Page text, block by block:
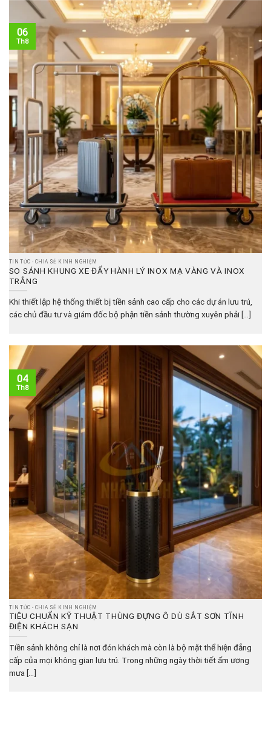
TIN TỨC - CHIA SẺ KINH NGHIỆM
SO SÁNH KHUNG XE ĐẨY HÀNH LÝ INOX MẠ VÀNG VÀ INOX
TRẮNG
Khi thiết lập hệ thống thiết bị tiền sảnh cao cấp cho các dự án lưu trú,
các chủ đầu tư và giám đốc bộ phận tiền sảnh thường xuyên phải [...]
06
Th8
TIN TỨC - CHIA SẺ KINH NGHIỆM
TIÊU CHUẨN KỸ THUẬT THÙNG ĐỰNG Ô DÙ SẮT SƠN TĨNH
ĐIỆN KHÁCH SẠN
Tiền sảnh không chỉ là nơi đón khách mà còn là bộ mặt thể hiện đẳng
cấp của mọi không gian lưu trú. Trong những ngày thời tiết ẩm ương
mưa [...]
04
Th8